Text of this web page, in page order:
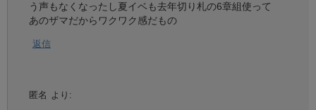
う声もなくなったし夏イベも去年切り札の6章組使って
あのザマだからワクワク感だもの
返信
匿名 より: